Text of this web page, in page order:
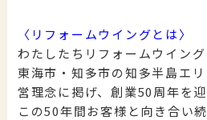
〈 リフォームウイングとは〉
わたしたちリフォームウイン
東海市・知多市の知多半島エ
営理念に掲げ、創業50周年を迎
この50年間お客様と向き合い